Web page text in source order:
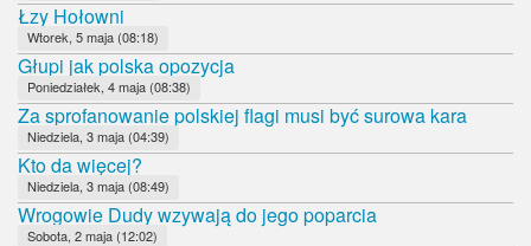
Łzy Hołowni
Wtorek, 5 maja (08:18)
Głupi jak polska opozycja
Poniedziałek, 4 maja (08:38)
Za sprofanowanie polskiej flagi musi być surowa kara
Niedziela, 3 maja (04:39)
Kto da więcej?
Niedziela, 3 maja (08:49)
Wrogowie Dudy wzywają do jego poparcia
Sobota, 2 maja (12:02)